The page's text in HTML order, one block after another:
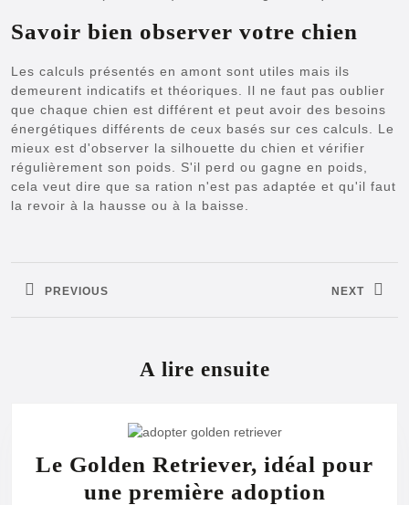
Savoir bien observer votre chien
Les calculs présentés en amont sont utiles mais ils
demeurent indicatifs et théoriques. Il ne faut pas oublier
que chaque chien est différent et peut avoir des besoins
énergétiques différents de ceux basés sur ces calculs. Le
mieux est d'observer la silhouette du chien et vérifier
régulièrement son poids. S'il perd ou gagne en poids,
cela veut dire que sa ration n'est pas adaptée et qu'il faut
la revoir à la hausse ou à la baisse.
l’article
PREVIOUS
Previous
NEXT
Next
A lire ensuite
Le Golden Retriever, idéal pour
une première adoption